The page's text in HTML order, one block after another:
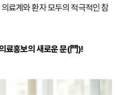
료계와 환자 모두의 적극적인 참
료홍보의 새로운 문(門)!